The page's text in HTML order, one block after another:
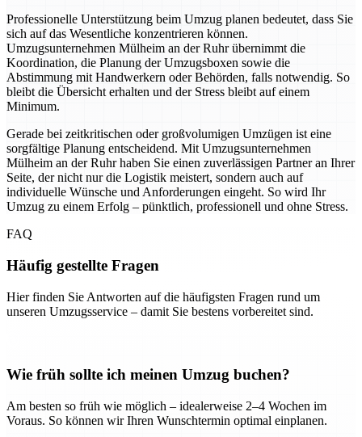
Professionelle Unterstützung beim Umzug planen bedeutet, dass Sie
sich auf das Wesentliche konzentrieren können.
Umzugsunternehmen Mülheim an der Ruhr übernimmt die
Koordination, die Planung der Umzugsboxen sowie die
Abstimmung mit Handwerkern oder Behörden, falls notwendig. So
bleibt die Übersicht erhalten und der Stress bleibt auf einem
Minimum.
Gerade bei zeitkritischen oder großvolumigen Umzügen ist eine
sorgfältige Planung entscheidend. Mit Umzugsunternehmen
Mülheim an der Ruhr haben Sie einen zuverlässigen Partner an Ihrer
Seite, der nicht nur die Logistik meistert, sondern auch auf
individuelle Wünsche und Anforderungen eingeht. So wird Ihr
Umzug zu einem Erfolg – pünktlich, professionell und ohne Stress.
FAQ
Häufig gestellte Fragen
Hier finden Sie Antworten auf die häufigsten Fragen rund um
unseren Umzugsservice – damit Sie bestens vorbereitet sind.
Wie früh sollte ich meinen Umzug buchen?
Am besten so früh wie möglich – idealerweise 2–4 Wochen im
Voraus. So können wir Ihren Wunschtermin optimal einplanen.